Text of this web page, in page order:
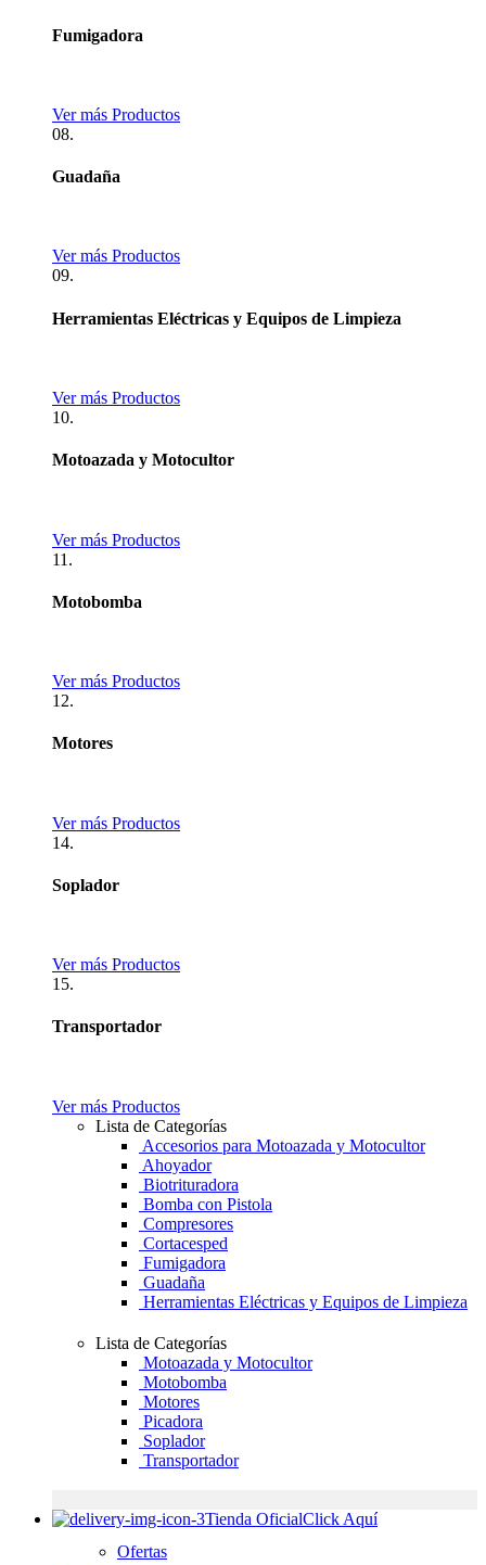
Fumigadora
Ver más Productos
08.
Guadaña
Ver más Productos
09.
Herramientas Eléctricas y Equipos de Limpieza
Ver más Productos
10.
Motoazada y Motocultor
Ver más Productos
11.
Motobomba
Ver más Productos
12.
Motores
Ver más Productos
14.
Soplador
Ver más Productos
15.
Transportador
Ver más Productos
Lista de Categorías
Accesorios para Motoazada y Motocultor
Ahoyador
Biotrituradora
Bomba con Pistola
Compresores
Cortacesped
Fumigadora
Guadaña
Herramientas Eléctricas y Equipos de Limpieza
Lista de Categorías
Motoazada y Motocultor
Motobomba
Motores
Picadora
Soplador
Transportador
Tienda OficialClick Aquí
Ofertas